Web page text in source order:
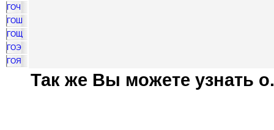
ГОЧ
ГОШ
ГОЩ
ГОЭ
ГОЯ
Так же Вы можете узнать